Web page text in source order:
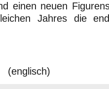
einen neuen
Jahres die
(englisch)